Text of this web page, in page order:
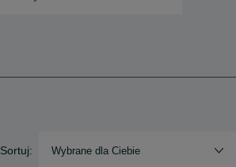
Sortuj: Wybrane dla Ciebie